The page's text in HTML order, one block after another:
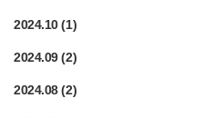
2024.10(1)
2024.09(2)
2024.08(2)